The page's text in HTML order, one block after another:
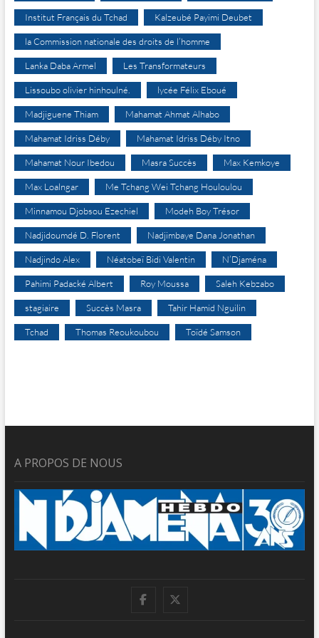
Institut Français du Tchad Kalzeubé Payimi Deubet
la Commission nationale des droits de l’homme
Lanka Daba Armel Les Transformateurs
Lissoubo olivier hinhoulné. lycée Félix Eboué
Madjiguene Thiam Mahamat Ahmat Alhabo
Mahamat Idriss Déby Mahamat Idriss Déby Itno
Mahamat Nour Ibedou Masra Succès Max Kemkoye
Max Loalngar Me Tchang Wei Tchang Houloulou
Minnamou Djobsou Ezechiel Modeh Boy Trésor
Nadjidoumdé D. Florent Nadjimbaye Dana Jonathan
Nadjindo Alex Néatobeï Bidi Valentin N’Djaména
Pahimi Padacké Albert Roy Moussa Saleh Kebzabo
stagiaire Succès Masra Tahir Hamid Nguilin
Tchad Thomas Reoukoubou Toïdé Samson
A PROPOS DE NOUS
facebook